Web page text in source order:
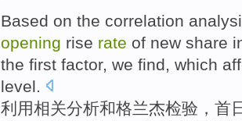
Based on the correlation
opening rise rate of new share
the first factor, we find , which
level
利用相关分析和格兰杰检验 ，首